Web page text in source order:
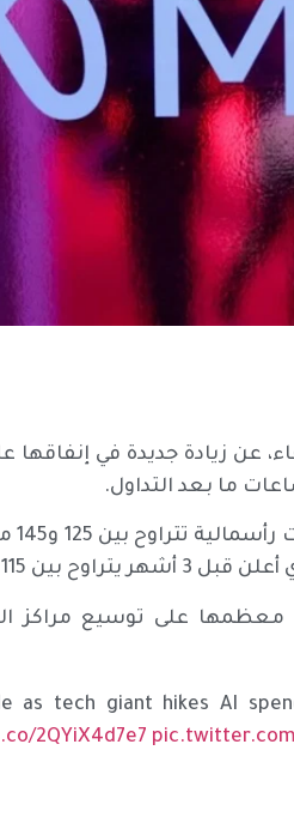
زيادة جديدة في إنفاقها
مليار دولار.
الشركة نحو 72 مليار دولار، معظمها على
as tech giant hikes AI
2QYiX4d7e7